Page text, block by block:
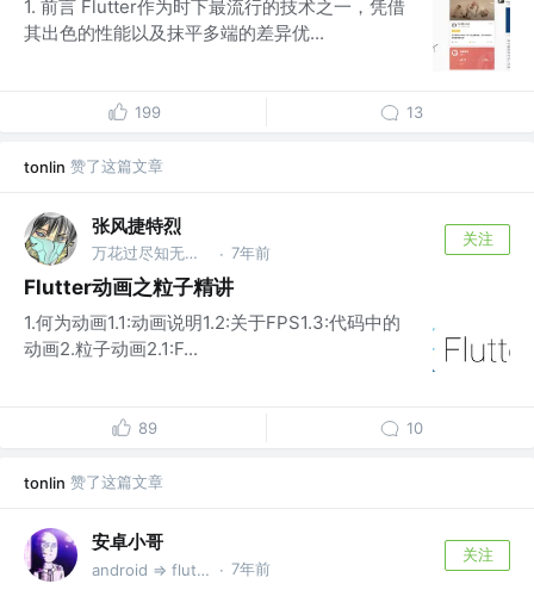
1. 前言 Flutter作为时下最流行的技术之一，凭借
其出色的性能以及抹平多端的差异优...
199 13
tonlin 赞了这篇文章
张风捷特烈
万花过尽知无物 @编程之王 · 7年前
关注
Flutter动画之粒子精讲
1.何为动画1.1:动画说明1.2:关于FPS1.3:代码中的
动画2.粒子动画2.1:F...
89 10
tonlin 赞了这篇文章
安卓小哥
android => flutter · 7年前
关注